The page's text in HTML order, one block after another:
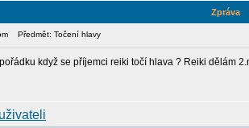
Zpráva
Předmět: Točení hlavy
když se příjemci reiki točí hlava ? Reiki dělám